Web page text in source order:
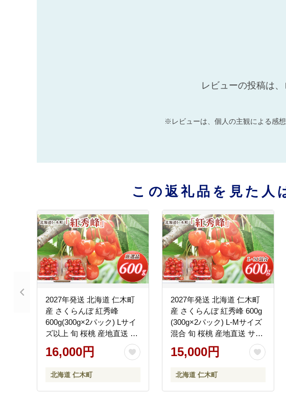
レビューの投稿は
※レビューは、個人の主観による感
この返礼品を見た人
2027年発送 北海道 仁木町
産 さくらんぼ 紅秀峰
600g(300g×2パック) Lサイ
ズ以上 旬 桜桃 産地直送 サ
クランボ チェリー フルー
ツ 果物 果物類 仁木町 仁木
16,000円
北海道 仁木町
2027年発送 北海道 仁木町
産 さくらんぼ 紅秀峰 600g
(300g×2パック) L-Mサイズ
混合 旬 桜桃 産地直送 サク
ランボ チェリー フルーツ
果物 果物類 仁木町 仁木 [松
15,000円
北海道 仁木町